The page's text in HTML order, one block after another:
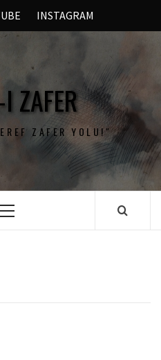
INSTAGRAM
ZAFER
ZAFER YOLU!"